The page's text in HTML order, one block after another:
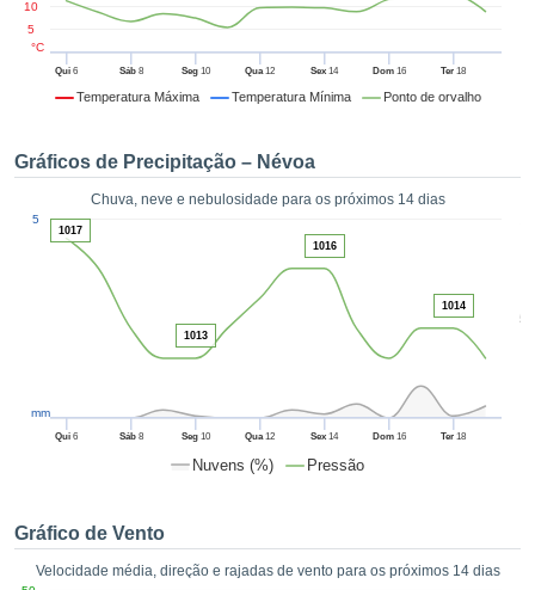
digital
ou
permite-
a nossa
fornecer-
de alta
todos os
ou
no
como
um perfil
CONTINUAR
CONFIGURAÇÕES
Temperatura Máxima Temperatura Mínima Ponto de orvalho
Qui 6 Sáb8 Seg10 Qua12 Sex 14 Dom16 Ter 18
5
10
°C
Gráficos de Precipitação – Névoa
Chuva, neve e nebulosidade para os próximos 14 dias
Nuvens (%) Pressão
50
Qui 6 Sáb8 Seg10 Qua12 Sex 14 Dom16 Ter 18
5
mm
1017
1013
1016
1014
Gráfico de Vento
Velocidade média, direção e rajadas de vento para os próximos 14 dias